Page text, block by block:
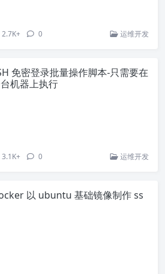
2.7K+ 0 运维开发
免密登录批量操作脚本-只需要在
机器上执行
3.1K+ 0 运维开发
以 ubuntu 基础镜像制作 ss